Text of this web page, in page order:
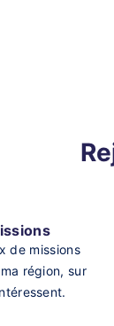
de missions
région, sur